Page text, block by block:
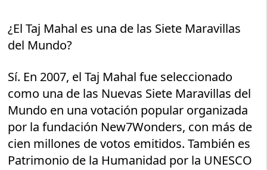
¿El Taj Mahal es una de las Siete Maravillas
del Mundo?
Sí. En 2007, el Taj Mahal fue seleccionado
como una de las Nuevas Siete Maravillas del
Mundo en una votación popular organizada
por la fundación New7Wonders, con más de
cien millones de votos emitidos. También es
Patrimonio de la Humanidad por la UNESCO